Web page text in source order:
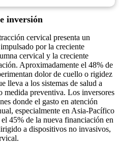
inversión
cervical presenta un
por la creciente
cervical y la creciente
Aproximadamente el 48% de
dolor de cuello o rigidez
lleva a los sistemas de salud a
medida preventiva. Los inversores
donde el gasto en atención
especialmente en Asia-Pacífico
45% de la nueva financiación en
a dispositivos no invasivos,